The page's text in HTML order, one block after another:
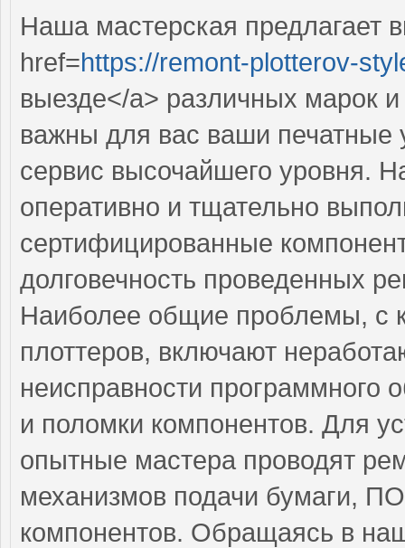
Наша мастерская предлагает
href=https://remont-plotterov-
выезде</a> различных марок
важны для вас ваши печатные
сервис высочайшего уровня.
оперативно и тщательно
сертифицированные
долговечность проведенных
Наиболее общие проблемы, с
плоттеров, включают
неисправности
и поломки компонентов. Для
опытные мастера проводят
механизмов подачи бумаги,
компонентов. Обращаясь в